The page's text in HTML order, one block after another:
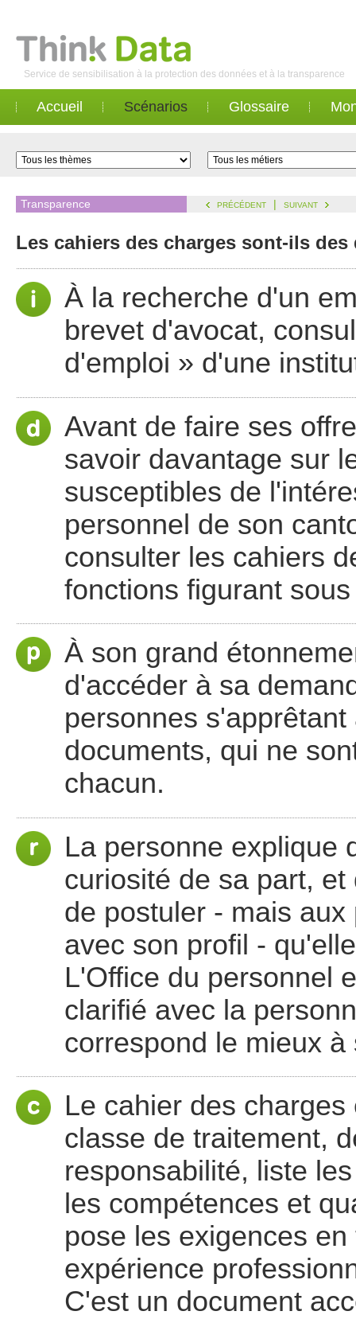
Service de sensibilisation à la protection des données et à la transparence
Accueil Scénarios Glossaire
Transparence PRÉCÉDENT | SUIVANT
Les cahiers des charges sont-ils
À la recherche d'un
brevet d'avocat,
d'emploi » d'une
Avant de faire ses
savoir davantage sur
susceptibles de
personnel de son
consulter les cahiers
fonctions figurant
À son grand
d'accéder à sa
personnes
documents, qui ne
chacun.
La personne explique
curiosité de sa part, et
de postuler - mais
avec son profil -
L'Office du personnel
clarifié avec la
correspond le mieux à
Le cahier des
classe de traitement,
responsabilité, liste
les compétences et
pose les exigences
expérience
C'est un document